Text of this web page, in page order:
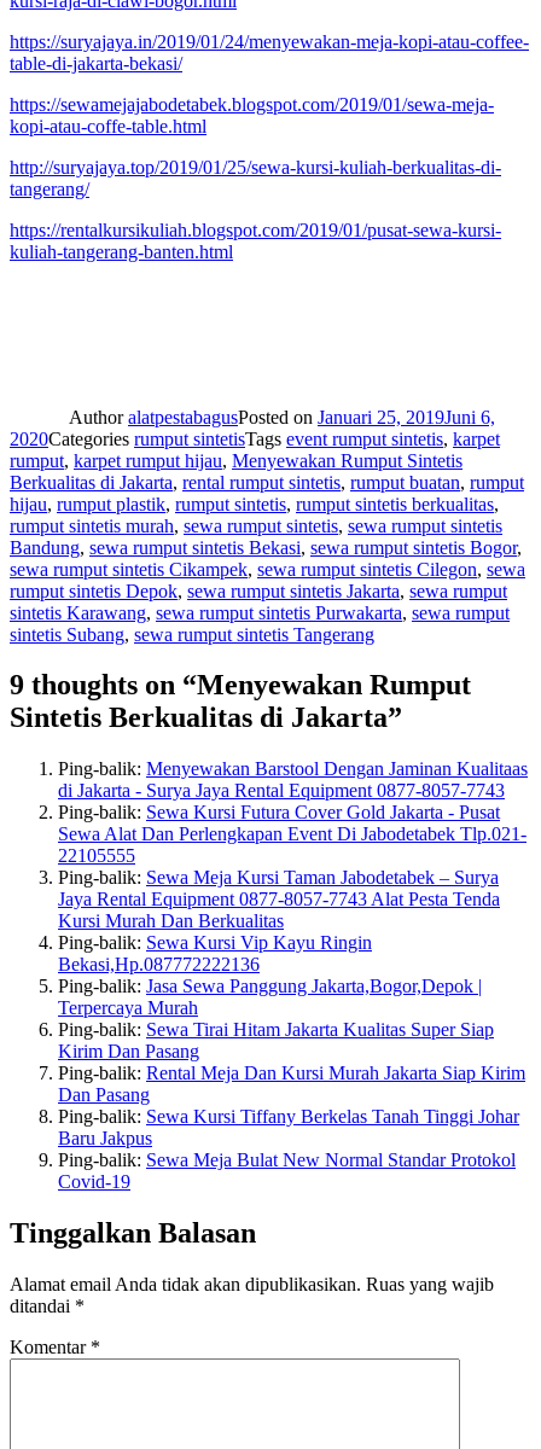
https://suryajaya.in/2019/01/24/menyewakan-meja-kopi-atau-coffee-
table-di-jakarta-bekasi/
https://sewamejajabodetabek.blogspot.com/2019/01/sewa-meja-
kopi-atau-coffe-table.html
http://suryajaya.top/2019/01/25/sewa-kursi-kuliah-berkualitas-di-
tangerang/
https://rentalkursikuliah.blogspot.com/2019/01/pusat-sewa-kursi-
kuliah-tangerang-banten.html
AuthoralatpestabagusPosted on Januari 25, 2019Juni 6,
2020Categories rumput sintetisTags event rumput sintetis, karpet
rumput, karpet rumput hijau, Menyewakan Rumput Sintetis
Berkualitas di Jakarta, rental rumput sintetis, rumput buatan, rumput
hijau, rumput plastik, rumput sintetis, rumput sintetis berkualitas,
rumput sintetis murah, sewa rumput sintetis, sewa rumput sintetis
Bandung, sewa rumput sintetis Bekasi, sewa rumput sintetis Bogor,
sewa rumput sintetis Cikampek, sewa rumput sintetis Cilegon, sewa
rumput sintetis Depok, sewa rumput sintetis Jakarta, sewa rumput
sintetis Karawang, sewa rumput sintetis Purwakarta, sewa rumput
sintetis Subang, sewa rumput sintetis Tangerang
9 thoughts on “Menyewakan Rumput
Sintetis Berkualitas di Jakarta”
Ping-balik: Menyewakan Barstool Dengan Jaminan Kualitaas
di Jakarta - Surya Jaya Rental Equipment 0877-8057-7743
Ping-balik: Sewa Kursi Futura Cover Gold Jakarta - Pusat
Sewa Alat Dan Perlengkapan Event Di Jabodetabek Tlp.021-
22105555
Ping-balik: Sewa Meja Kursi Taman Jabodetabek – Surya
Jaya Rental Equipment 0877-8057-7743 Alat Pesta Tenda
Kursi Murah Dan Berkualitas
Ping-balik: Sewa Kursi Vip Kayu Ringin
Bekasi,Hp.087772222136
Ping-balik: Jasa Sewa Panggung Jakarta,Bogor,Depok |
Terpercaya Murah
Ping-balik: Sewa Tirai Hitam Jakarta Kualitas Super Siap
Kirim Dan Pasang
Ping-balik: Rental Meja Dan Kursi Murah Jakarta Siap Kirim
Dan Pasang
Ping-balik: Sewa Kursi Tiffany Berkelas Tanah Tinggi Johar
Baru Jakpus
Ping-balik: Sewa Meja Bulat New Normal Standar Protokol
Covid-19
Tinggalkan Balasan
Alamat email Anda tidak akan dipublikasikan. Ruas yang wajib
ditandai *
Komentar *